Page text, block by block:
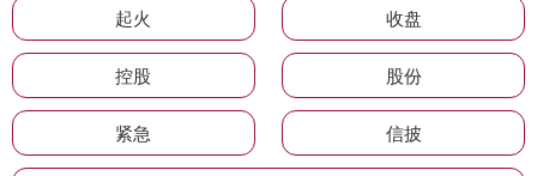
起火 收盘
控股 股份
紧急 信披